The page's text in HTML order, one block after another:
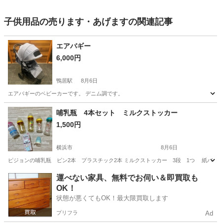
子供用品の売ります・あげますの関連記事
エアバギー
6,000円
鴨居駅 8月6日
エアバギーのベビーカーです。 デニム調です。
神奈川 横浜市 鴨居駅 ベビー用品
哺乳瓶 4本セット ミルクストッカー
1,500円
横浜市 8月6日
ピジョンの哺乳瓶 ビン2本 プラスチック2本 ミルクストッカー 3段 1つ 紙パッ
神奈川 横浜市 ベビー用品 ミルクストッカー
運べない家具、無料でお伺い＆即買取も
OK！
状態が悪くてもOK！最大限買取します
プリフラ Ad